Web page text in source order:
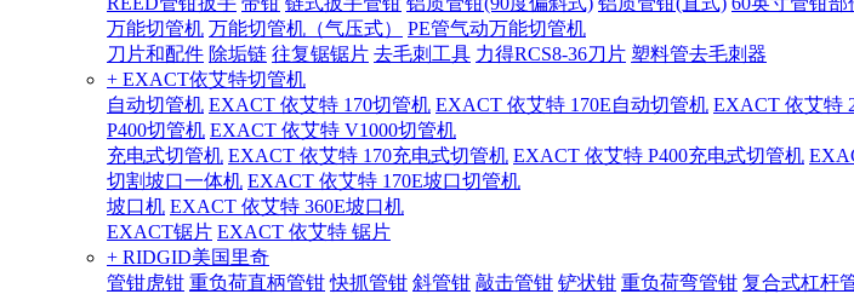
万能切管机 万能切管机（气压式）
PE管气动万能切管机
刀片和配件 除垢链 往复锯锯片 去毛刺工具 力得RCS8-36刀片 塑料管去毛刺器
+ EXACT依艾特切管机
自动切管机 EXACT 依艾特 170切管机 EXACT 依艾特 170E自动切管机 EXACT 依艾特
P400切管机 EXACT 依艾特 V1000切管机
充电式切管机 EXACT 依艾特 170充电式切管机 EXACT 依艾特 P400充电式切管机
切割坡口一体机 EXACT 依艾特 170E坡口切管机
坡口机 EXACT 依艾特 360E坡口机
EXACT锯片 EXACT 依艾特 锯片
+ RIDGID美国里奇
管钳虎钳 重负荷直柄管钳 快抓管钳 斜管钳 敲击管钳 铲状钳 重负荷弯管钳 复合式杠杆